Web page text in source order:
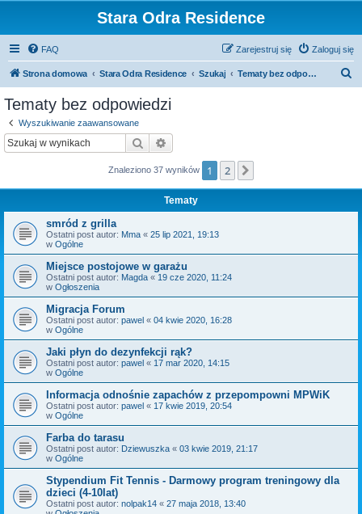
Stara Odra Residence
FAQ Zaloguj się
Zarejestruj się
Strona domowa Stara Odra Residence Szukaj Tematy bez odpowiedzi
Tematy bez odpowiedzi
Wyszukiwanie zaawansowane
Szukaj
Znaleziono 37 wyników 1 2
Tematy
smród z grilla
Ostatni post autor: Mma « 25 lip 2021, 19:13
w Ogólne
Miejsce postojowe w garażu
Ostatni post autor: Magda « 19 cze 2020, 11:24
w Ogłoszenia
Migracja Forum
Ostatni post autor: pawel « 04 kwie 2020, 16:28
w Ogólne
Jaki płyn do dezynfekcji rąk?
Ostatni post autor: pawel « 17 mar 2020, 14:15
w Ogólne
Informacja odnośnie zapachów z przepompowni MPWiK
Ostatni post autor: pawel « 17 kwie 2019, 20:54
w Ogólne
Farba do tarasu
Ostatni post autor: Dziewuszka « 03 kwie 2019, 21:17
w Ogólne
Stypendium Fit Tennis - Darmowy program treningowy dla
dzieci (4-10lat)
Ostatni post autor: nolpak14 « 27 maja 2018, 13:40